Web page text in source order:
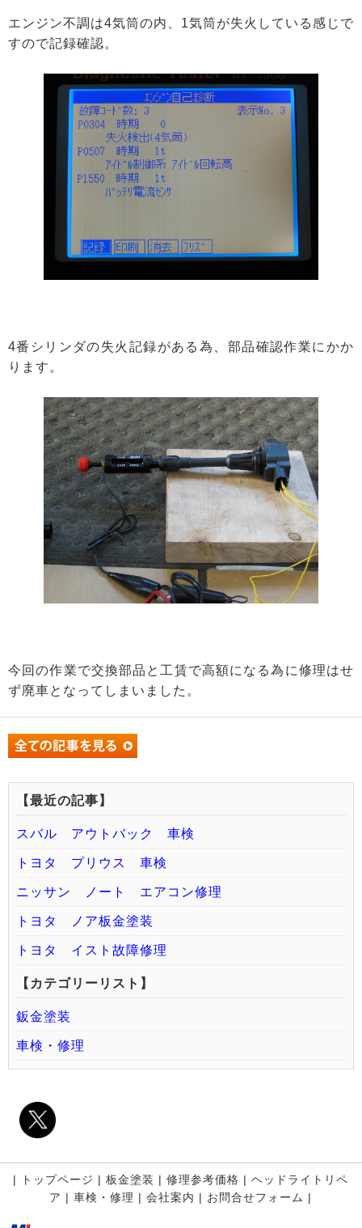
エンジン不調は4気筒の内、1気筒が失火している感じで
すので記録確認。
4番シリンダの失火記録がある為、部品確認作業にかか
ります。
今回の作業で交換部品と工賃で高額になる為に修理はせ
ず廃車となってしまいました。
【最近の記事】
スバル アウトバック 車検
トヨタ プリウス 車検
ニッサン ノート エアコン修理
トヨタ ノア板金塗装
トヨタ イスト故障修理
【カテゴリーリスト】
鈑金塗装
車検・修理
| トップページ | 板金塗装 | 修理参考価格 | ヘッドライトリペ
ア | 車検・修理 | 会社案内 | お問合せフォーム |